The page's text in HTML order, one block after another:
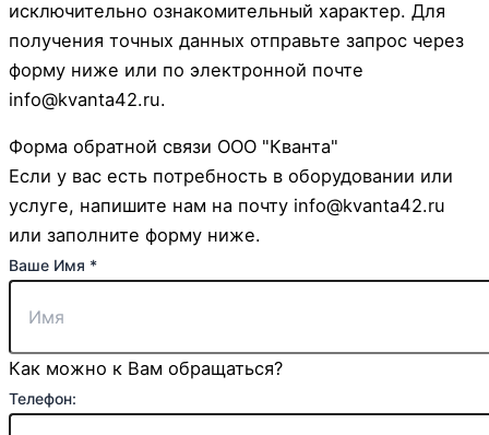
исключительно ознакомительный характер. Для
получения точных данных отправьте запрос через
форму ниже или по электронной почте
info@kvanta42.ru.
Форма обратной связи ООО "Кванта"
Если у вас есть потребность в оборудовании или
услуге, напишите нам на почту info@kvanta42.ru
или заполните форму ниже.
Ваше Имя *
Как можно к Вам обращаться?
Страница:
Телефон: